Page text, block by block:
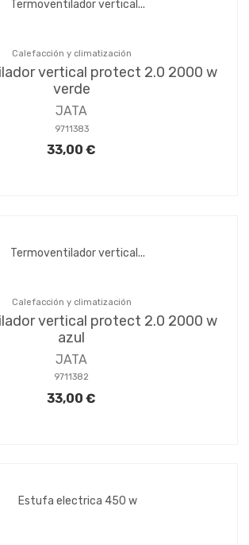
Calefacción y climatización
vertical protect 2.0 2000 w
verde
JATA
9711383
33,00 €
Calefacción y climatización
vertical protect 2.0 2000 w
azul
JATA
9711382
33,00 €